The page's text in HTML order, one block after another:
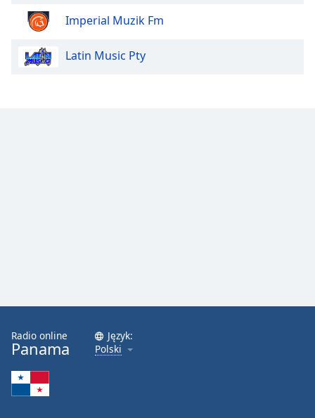
Opacity
Font
Family
Imperial Muzik Fm
Latin Music Pty
Radio online
Panama
Język:
Polski